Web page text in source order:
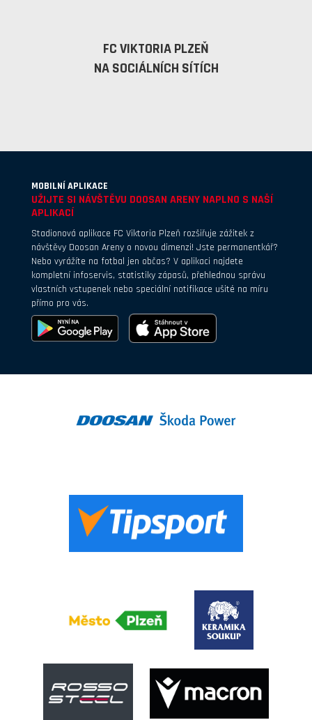
FC VIKTORIA PLZEŇ
NA SOCIÁLNÍCH SÍTÍCH
MOBILNÍ APLIKACE
UŽIJTE SI NÁVŠTĚVU DOOSAN ARENY NAPLNO S NAŠÍ
APLIKACÍ
Stadionová aplikace FC Viktoria Plzeň rozšiřuje zážitek z
návštěvy Doosan Areny o novou dimenzi! Jste permanentkář?
Nebo vyrážíte na fotbal jen občas? V aplikaci najdete
kompletní infoservis, statistiky zápasů, přehlednou správu
vlastních vstupenek nebo speciální notifikace ušité na míru
přímo pro vás.